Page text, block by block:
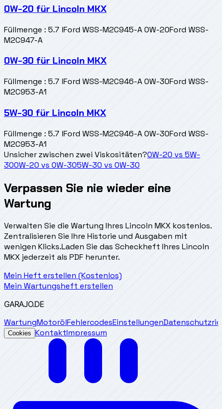
0W-20 für Lincoln MKX
Füllmenge : 5.7 lFord WSS-M2C945-A 0W-20Ford WSS-
M2C947-A
0W-30 für Lincoln MKX
Füllmenge : 5.7 lFord WSS-M2C946-A 0W-30Ford WSS-
M2C953-A1
5W-30 für Lincoln MKX
Füllmenge : 5.7 lFord WSS-M2C946-A 0W-30Ford WSS-
M2C953-A1
Unsicher zwischen zwei Viskositäten?0W-20 vs 5W-
300W-20 vs 0W-305W-30 vs 0W-30
Verpassen Sie nie wieder eine
Wartung
Verwalten Sie die Wartung Ihres Lincoln MKX kostenlos.
Zentralisieren Sie Ihre Historie und Ausgaben mit
wenigen Klicks.Laden Sie das Scheckheft Ihres Lincoln
MKX jederzeit als PDF herunter.
Mein Heft erstellen (Kostenlos)
Mein Wartungsheft erstellen
GARAJO.DE
WartungMotorölFehlercodesEinstellungen
Cookies KontaktImpressum